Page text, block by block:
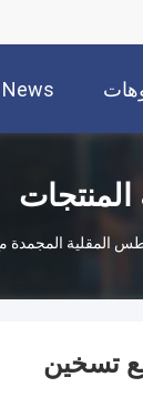
News
المنتجات
تسخين